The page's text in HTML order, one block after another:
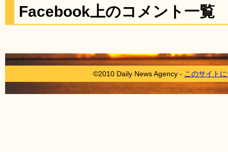
Facebook上のコメント一覧
©2010 Daily News Agency - このサイト